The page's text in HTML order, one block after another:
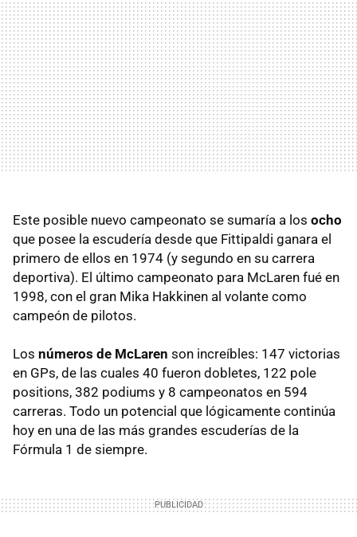
Este posible nuevo campeonato se sumaría a los ocho
que posee la escudería desde que Fittipaldi ganara el
primero de ellos en 1974 (y segundo en su carrera
deportiva). El último campeonato para McLaren fué en
1998, con el gran Mika Hakkinen al volante como
campeón de pilotos.
Los números de McLaren son increíbles: 147 victorias
en GPs, de las cuales 40 fueron dobletes, 122 pole
positions, 382 podiums y 8 campeonatos en 594
carreras. Todo un potencial que lógicamente continúa
hoy en una de las más grandes escuderías de la
Fórmula 1 de siempre.